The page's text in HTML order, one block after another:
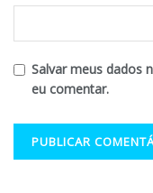
Salvar meus dados
eu comentar.